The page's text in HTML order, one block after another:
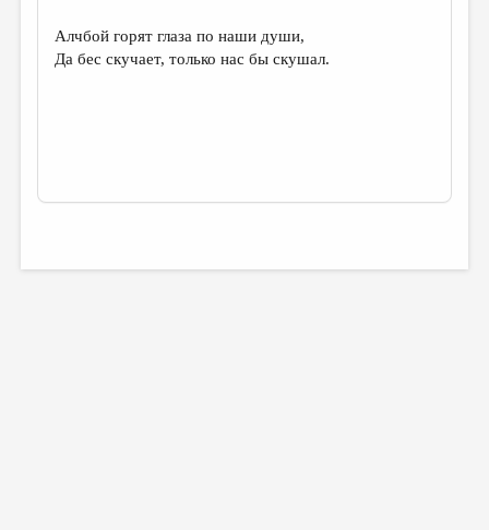
Алчбой горят глаза по наши души,
Да бес скучает, только нас бы скушал.